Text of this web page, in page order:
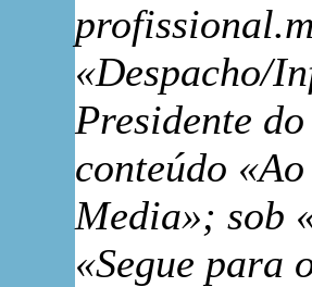
«Despacho/
Presidente
conteúdo
Media»; sob
«Segue para